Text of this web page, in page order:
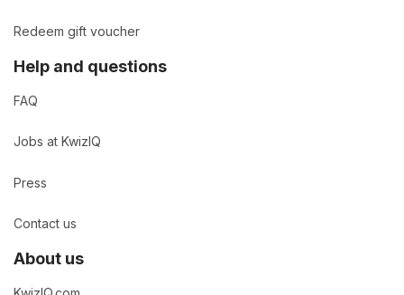
Redeem gift voucher
Help and questions
FAQ
Jobs at KwizIQ
Press
Contact us
About us